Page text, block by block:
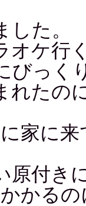
た。
オケ行
びっく
れたの
家に
原付き
かるの